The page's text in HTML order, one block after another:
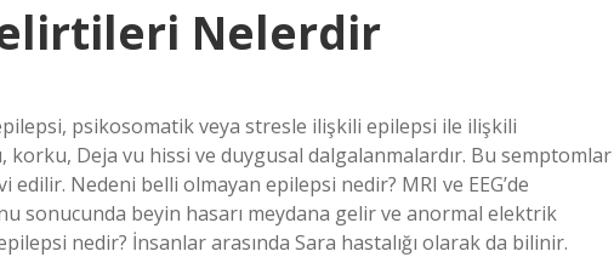
Nelerdir
psikosomatik veya stresle ilişkili epilepsi ile ilişkili
Deja vu hissi ve duygusal dalgalanmalardır. Bu semptomlar
Nedeni belli olmayan epilepsi nedir? MRI ve EEG’de
sonucunda beyin hasarı meydana gelir ve anormal elektrik
nedir? İnsanlar arasında Sara hastalığı olarak da bilinir.